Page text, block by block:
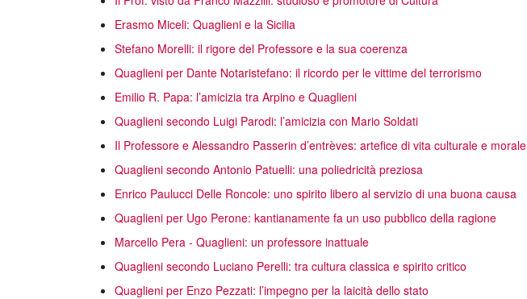
Erasmo Miceli: Quaglieni e la Sicilia
Stefano Morelli: il rigore del Professore e la sua coerenza
Quaglieni per Dante Notaristefano: il ricordo per le vittime del terrorismo
Emilio R. Papa: l’amicizia tra Arpino e Quaglieni
Quaglieni secondo Luigi Parodi: l’amicizia con Mario Soldati
Il Professore e Alessandro Passerin d’entrèves: artefice di vita culturale e morale
Quaglieni secondo Antonio Patuelli: una poliedricità preziosa
Enrico Paulucci Delle Roncole: uno spirito libero al servizio di una buona causa
Quaglieni per Ugo Perone: kantianamente fa un uso pubblico della ragione
Marcello Pera - Quaglieni: un professore inattuale
Quaglieni secondo Luciano Perelli: tra cultura classica e spirito critico
Quaglieni per Enzo Pezzati: l’impegno per la laicità dello stato